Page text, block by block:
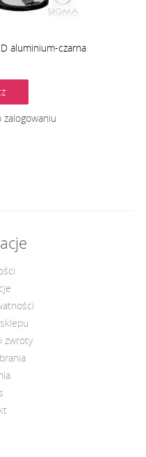
aluminium-czarna
zwroty